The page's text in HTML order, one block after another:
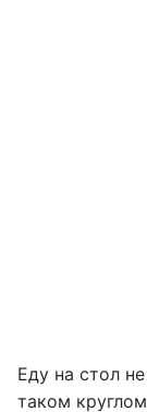
Еду на стол
таком